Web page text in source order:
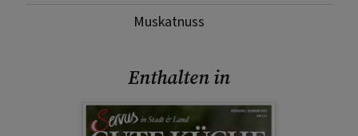
Muskatnuss
Enthalten in